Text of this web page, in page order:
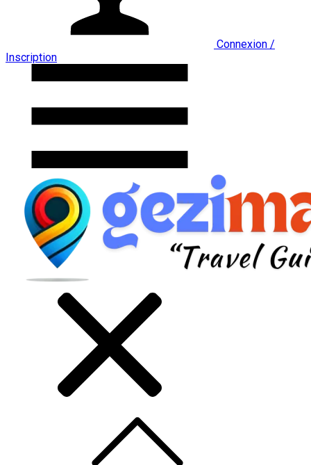
Connexion /
Inscription